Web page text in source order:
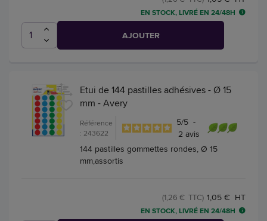
EN STOCK, LIVRÉ EN 24/48H
AJOUTER
Etui de 144 pastilles adhésives - Ø 15
mm - Avery
Référence
: 243622
5/5 -
2 avis
144 pastilles gommettes rondes, Ø 15
mm,assortis
1,05 € HT
(1,26 € TTC)
EN STOCK, LIVRÉ EN 24/48H